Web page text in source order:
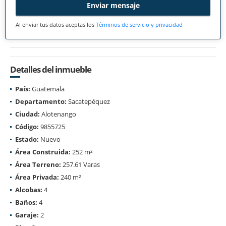
Enviar mensaje
Al enviar tus datos aceptas los Términos de servicio y privacidad
Detalles del inmueble
País: Guatemala
Departamento: Sacatepéquez
Ciudad: Alotenango
Código: 9855725
Estado: Nuevo
Área Construida: 252 m²
Área Terreno: 257.61 Varas
Área Privada: 240 m²
Alcobas: 4
Baños: 4
Garaje: 2